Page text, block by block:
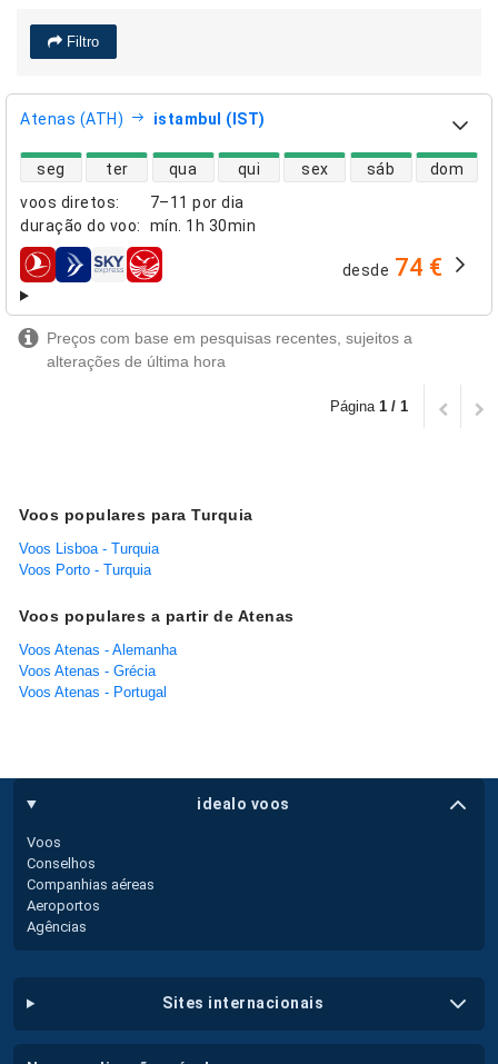
Filtro
Atenas (ATH) istambul (IST)
voos diretos:
7–11 por dia
duração do voo: mín. 1h 30min
disponibilidade de voos diretos
seg ter qua qui sex sáb dom
companhias aéreas desde 74 €
Preços com base em pesquisas recentes, sujeitos a
alterações de última hora
Página 1 / 1
Voos populares para Turquia
Voos Lisboa - Turquia
Voos Porto - Turquia
Voos populares a partir de Atenas
Voos Atenas - Alemanha
Voos Atenas - Grécia
Voos Atenas - Portugal
idealo voos
Voos
Conselhos
Companhias aéreas
Aeroportos
Agências
sites internacionais